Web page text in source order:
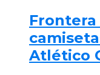
Frontera
Atlético